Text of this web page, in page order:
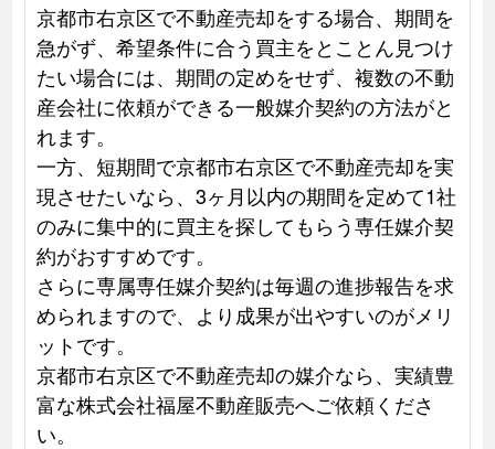
京都市右京区で不動産売却をする場合、期間を
急がず、希望条件に合う買主をとことん見つけ
たい場合には、期間の定めをせず、複数の不動
産会社に依頼ができる一般媒介契約の方法がと
れます。
一方、短期間で京都市右京区で不動産売却を実
現させたいなら、3ヶ月以内の期間を定めて1社
のみに集中的に買主を探してもらう専任媒介契
約がおすすめです。
さらに専属専任媒介契約は毎週の進捗報告を求
められますので、より成果が出やすいのがメリ
ットです。
京都市右京区で不動産売却の媒介なら、実績豊
富な株式会社福屋不動産販売へご依頼くださ
い。